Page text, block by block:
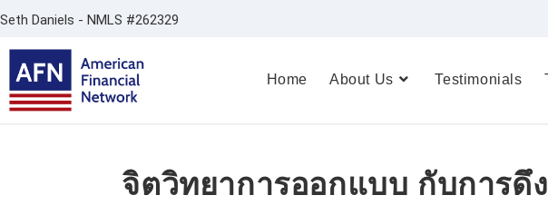
Seth Daniels - NMLS #262329
Home About Us Testimonials
จิตวิทยาการออกแบบ กับการดึ